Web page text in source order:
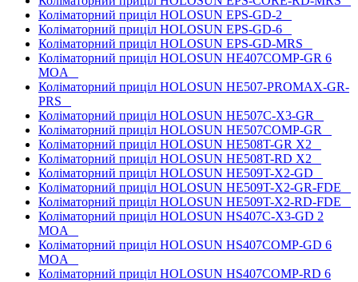
Коліматорний приціл HOLOSUN EPS-GD-2
Коліматорний приціл HOLOSUN EPS-GD-6
Коліматорний приціл HOLOSUN EPS-GD-MRS
Коліматорний приціл HOLOSUN HE407COMP-GR 6
MOA
Коліматорний приціл HOLOSUN HE507-PROMAX-GR-
PRS
Коліматорний приціл HOLOSUN HE507C-X3-GR
Коліматорний приціл HOLOSUN HE507COMP-GR
Коліматорний приціл HOLOSUN HE508T-GR X2
Коліматорний приціл HOLOSUN HE508T-RD X2
Коліматорний приціл HOLOSUN HE509T-X2-GD
Коліматорний приціл HOLOSUN HE509T-X2-GR-FDE
Коліматорний приціл HOLOSUN HE509T-X2-RD-FDE
Коліматорний приціл HOLOSUN HS407C-X3-GD 2
MOA
Коліматорний приціл HOLOSUN HS407COMP-GD 6
MOA
Коліматорний приціл HOLOSUN HS407COMP-RD 6